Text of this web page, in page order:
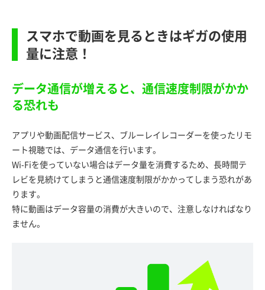
スマホで動画を見るときはギガの使用
量に注意！
データ通信が増えると、通信速度制限がかか
る恐れも
アプリや動画配信サービス、ブルーレイレコーダーを使ったリモ
ート視聴では、データ通信を行います。
Wi-Fiを使っていない場合はデータ量を消費するため、長時間テ
レビを見続けてしまうと通信速度制限がかかってしまう恐れがあ
ります。
特に動画はデータ容量の消費が大きいので、注意しなければなり
ません。